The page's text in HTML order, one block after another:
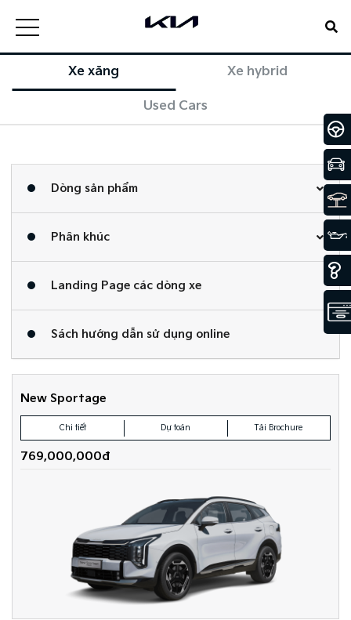
Xe xăng Xe hybrid
Used Cars
Dòng sản phẩm
Phân khúc
Landing Page các dòng xe
Sách hướng dẫn sử dụng online​
New Sportage
Chi tiết Dự toán Tải Brochure
769,000,000đ